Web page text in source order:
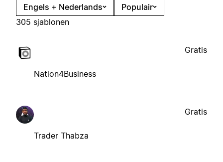
Engels + Nederlands
Populair
305 sjablonen
Nation4Business
Gratis
Trader Thabza
Gratis